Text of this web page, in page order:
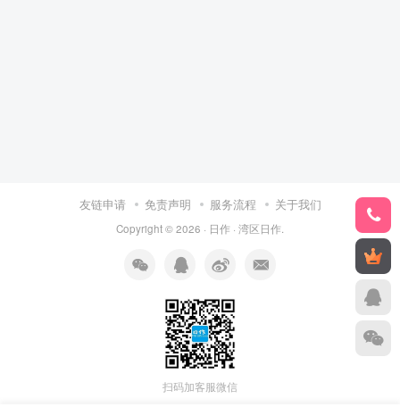
友链申请 免责声明 服务流程 关于我们
Copyright © 2026 · 日作 · 湾区日作
扫码加客服微信